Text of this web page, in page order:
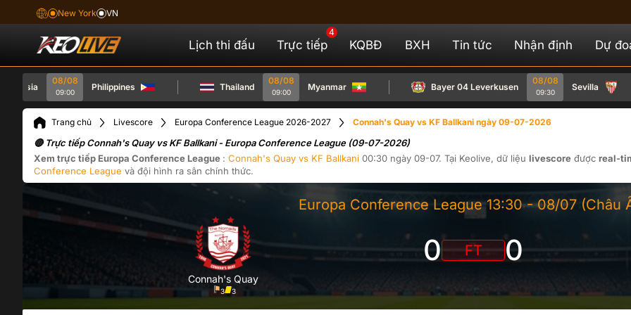
New York VN
Lịch thi đấu
4
Trực tiếp KQBĐ BXH Tin tức Nhận định Dự
08/08
09:00 Philippines Thailand
08/08
09:00 Myanmar Bayer 04 Leverkusen
08/08
09:30 Sevilla
Trang chủ Livescore Europa Conference League 2026-2027 Connah's Quay vs KF Ballkani ngày 09-07-2026
🔴 Trực tiếp Connah's Quay vs KF Ballkani - Europa Conference League (09-07-2026)
Xem trực tiếp Europa Conference League : Connah's Quay vs KF Ballkani 00:30 ngày 09-07. Tại Keolive, dữ liệu livescore được real-
Conference League và đội hình ra sân chính thức.
Europa Conference League 13:30 -08/07(Châu
Connah's Quay
3 3
0 FT 0